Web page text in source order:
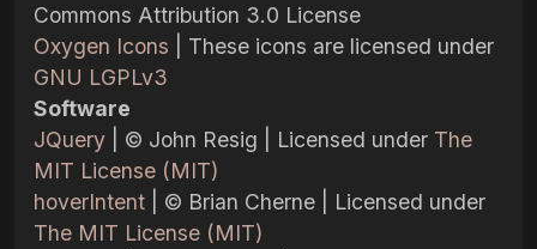
Commons Attribution 3.0 License
Oxygen Icons | These icons are licensed under
GNU LGPLv3
Software
JQuery | © John Resig | Licensed under The
MIT License (MIT)
hoverIntent | © Brian Cherne | Licensed under
The MIT License (MIT)